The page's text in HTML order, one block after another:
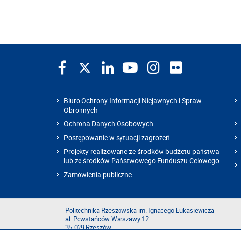
Biuro Ochrony Informacji Niejawnych i Spraw
Obronnych
Ochrona Danych Osobowych
Postępowanie w sytuacji zagrożeń
Projekty realizowane ze środków budżetu państwa
lub ze środków Państwowego Funduszu Celowego
Zamówienia publiczne
Politechnika Rzeszowska im. Ignacego Łukasiewicza
al. Powstańców Warszawy 12
35-029 Rzeszów